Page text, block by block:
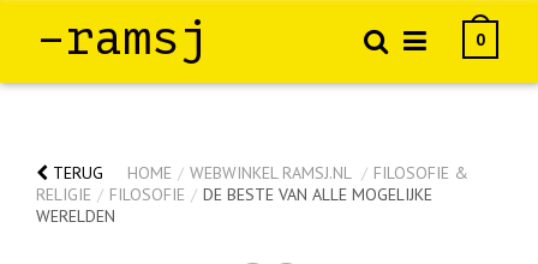
–ramsj 0
TERUG HOME / WEBWINKEL RAMSJ.NL / FILOSOFIE &
RELIGIE / FILOSOFIE / DE BESTE VAN ALLE MOGELIJKE
WERELDEN